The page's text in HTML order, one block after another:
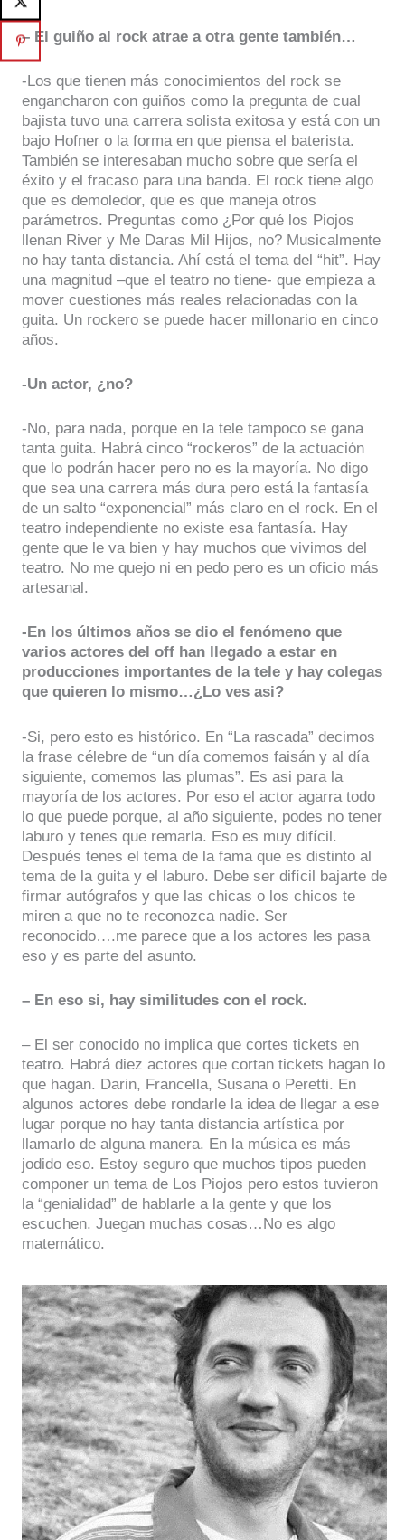
– El guiño al rock atrae a otra gente también…
-Los que tienen más conocimientos del rock se
engancharon con guiños como la pregunta de cual
bajista tuvo una carrera solista exitosa y está con un
bajo Hofner o la forma en que piensa el baterista.
También se interesaban mucho sobre que sería el
éxito y el fracaso para una banda. El rock tiene algo
que es demoledor, que es que maneja otros
parámetros. Preguntas como ¿Por qué los Piojos
llenan River y Me Daras Mil Hijos, no? Musicalmente
no hay tanta distancia. Ahí está el tema del “hit”. Hay
una magnitud –que el teatro no tiene- que empieza a
mover cuestiones más reales relacionadas con la
guita. Un rockero se puede hacer millonario en cinco
años.
-Un actor, ¿no?
-No, para nada, porque en la tele tampoco se gana
tanta guita. Habrá cinco “rockeros” de la actuación
que lo podrán hacer pero no es la mayoría. No digo
que sea una carrera más dura pero está la fantasía
de un salto “exponencial” más claro en el rock. En el
teatro independiente no existe esa fantasía. Hay
gente que le va bien y hay muchos que vivimos del
teatro. No me quejo ni en pedo pero es un oficio más
artesanal.
-En los últimos años se dio el fenómeno que
varios actores del off han llegado a estar en
producciones importantes de la tele y hay colegas
que quieren lo mismo…¿Lo ves asi?
-Si, pero esto es histórico. En “La rascada” decimos
la frase célebre de “un día comemos faisán y al día
siguiente, comemos las plumas”. Es asi para la
mayoría de los actores. Por eso el actor agarra todo
lo que puede porque, al año siguiente, podes no tener
laburo y tenes que remarla. Eso es muy difícil.
Después tenes el tema de la fama que es distinto al
tema de la guita y el laburo. Debe ser difícil bajarte de
firmar autógrafos y que las chicas o los chicos te
miren a que no te reconozca nadie. Ser
reconocido….me parece que a los actores les pasa
eso y es parte del asunto.
– En eso si, hay similitudes con el rock.
– El ser conocido no implica que cortes tickets en
teatro. Habrá diez actores que cortan tickets hagan lo
que hagan. Darin, Francella, Susana o Peretti. En
algunos actores debe rondarle la idea de llegar a ese
lugar porque no hay tanta distancia artística por
llamarlo de alguna manera. En la música es más
jodido eso. Estoy seguro que muchos tipos pueden
componer un tema de Los Piojos pero estos tuvieron
la “genialidad” de hablarle a la gente y que los
escuchen. Juegan muchas cosas…No es algo
matemático.